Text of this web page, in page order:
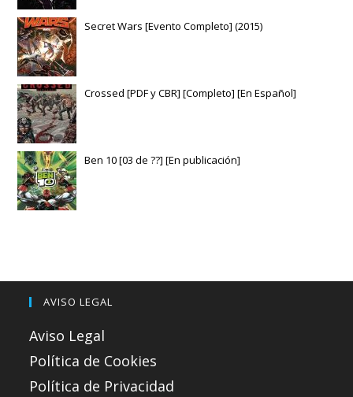
Secret Wars [Evento Completo] (2015)
Crossed [PDF y CBR] [Completo] [En Español]
Ben 10 [03 de ??] [En publicación]
AVISO LEGAL
Aviso Legal
Política de Cookies
Política de Privacidad